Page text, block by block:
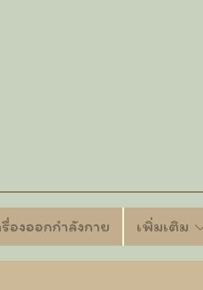
รื่องออกกำลังกาย เพิ่มเติม